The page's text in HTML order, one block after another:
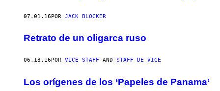
07.01.16POR JACK BLOCKER
Retrato de un oligarca ruso
06.13.16 POR VICE STAFF AND STAFF DE VICE
Los orígenes de los ‘Papeles de Panama’